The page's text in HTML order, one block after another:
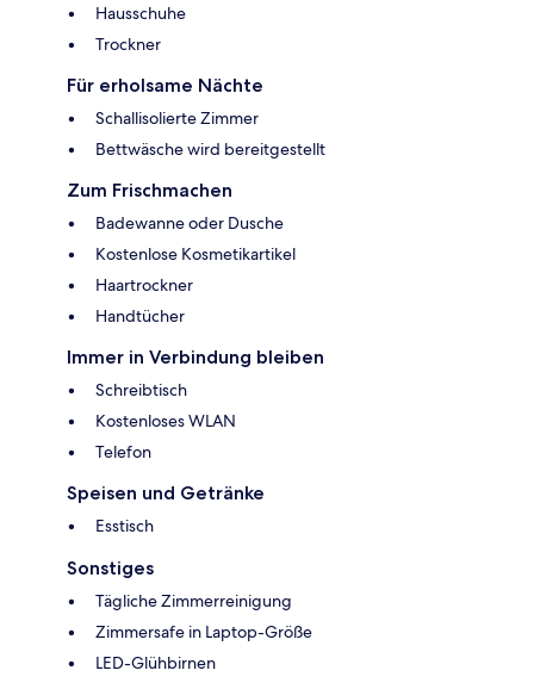
Hausschuhe
Trockner
Für erholsame Nächte
Schallisolierte Zimmer
Bettwäsche wird bereitgestellt
Zum Frischmachen
Badewanne oder Dusche
Kostenlose Kosmetikartikel
Haartrockner
Handtücher
Immer in Verbindung bleiben
Schreibtisch
Kostenloses WLAN
Telefon
Speisen und Getränke
Esstisch
Sonstiges
Tägliche Zimmerreinigung
Zimmersafe in Laptop-Größe
LED-Glühbirnen